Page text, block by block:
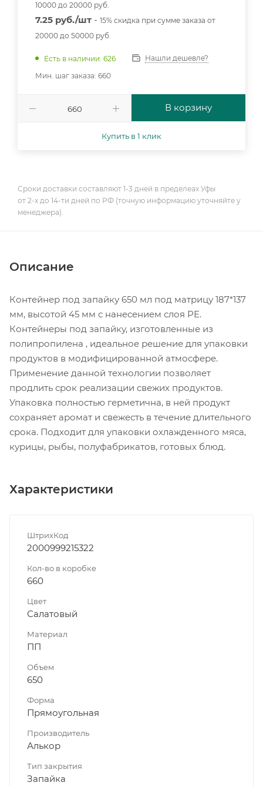
10000 до 20000 руб.
7.25 руб./шт - 15% скидка при сумме заказа от
20000 до 50000 руб.
Есть в наличии: 626
Нашли дешевле?
Мин. шаг заказа: 660
В корзину
Купить в 1 клик
Сроки доставки составляют 1-3 дней в пределеах Уфы
от 2-х до 14-ти дней по РФ (точную информацию уточняйте у
менеджера).
Описание
Контейнер под запайку 650 мл под матрицу 187*137
мм, высотой 45 мм с нанесением слоя PE.
Контейнеры под запайку, изготовленные из
полипропилена , идеальное решение для упаковки
продуктов в модифицированной атмосфере.
Применение данной технологии позволяет
продлить срок реализации свежих продуктов.
Упаковка полностью герметична, в ней продукт
сохраняет аромат и свежесть в течение длительного
срока. Подходит для упаковки охлажденного мяса,
курицы, рыбы, полуфабрикатов, готовых блюд.
Характеристики
ШтрихКод
2000999215322
Кол-во в коробке
660
Цвет
Салатовый
Материал
ПП
Объем
650
Форма
Прямоугольная
Производитель
Алькор
Тип закрытия
Запайка